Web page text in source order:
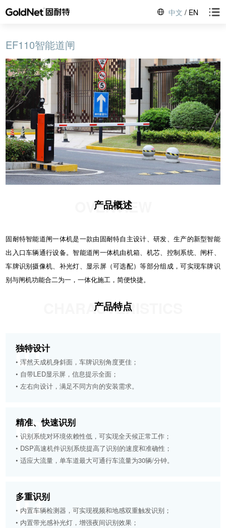
中文 / EN
EF110智能道闸
产品概述
OVERVIEW
固耐特智能道闸一体机是一款由固耐特自主设计、研发、生产的新型智能
出入口车辆通行设备。智能道闸一体机由机箱、机芯、控制系统、闸杆、
车牌识别摄像机、补光灯、显示屏（可选配）等部分组成，可实现车牌识
别与闸机功能合二为一，一体化施工，简便快捷。
产品特点
CHARACTERISTICS
01
独特设计
• 浑然天成机身斜面，车牌识别角度更佳；
• 自带LED显示屏，信息提示全面；
• 左右向设计，满足不同方向的安装需求。
02
精准、快速识别
• 识别系统对环境依赖性低，可实现全天候正常工作；
• DSP高速机件识别系统提高了识别的速度和准确性；
• 适应大流量，单车道最大可通行车流量为30辆/分钟。
03
多重识别
• 内置车辆检测器，可实现视频和地感双重触发识别；
• 内置带光感补光灯，增强夜间识别效果；